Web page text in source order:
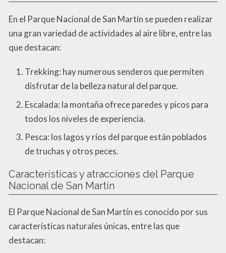
En el Parque Nacional de San Martín se pueden realizar
una gran variedad de actividades al aire libre, entre las
que destacan:
Trekking: hay numerous senderos que permiten
disfrutar de la belleza natural del parque.
Escalada: la montaña ofrece paredes y picos para
todos los niveles de experiencia.
Pesca: los lagos y ríos del parque están poblados
de truchas y otros peces.
Características y atracciones del Parque
Nacional de San Martín
El Parque Nacional de San Martín es conocido por sus
características naturales únicas, entre las que
destacan: